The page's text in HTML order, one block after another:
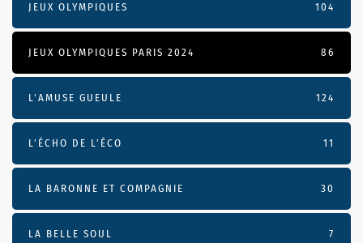
JEUX OLYMPIQUES 104
JEUX OLYMPIQUES PARIS 2024 86
L'AMUSE GUEULE 124
L’ÉCHO DE L’ÉCO 11
LA BARONNE ET COMPAGNIE 30
LA BELLE SOUL 7